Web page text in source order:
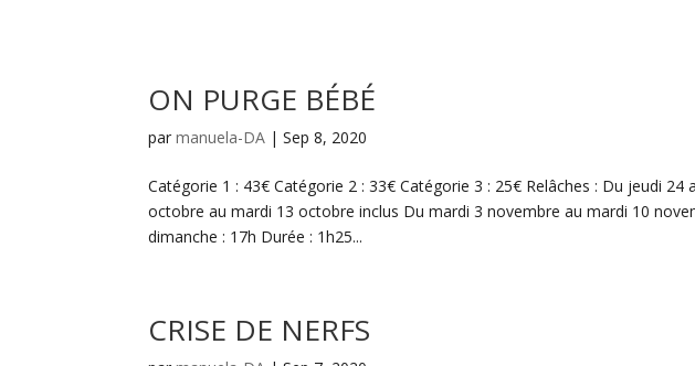
ON PURGE BÉBÉ
parmanuela-DA |Sep 8, 2020
Catégorie 1 : 43€ Catégorie 2 : 33€ Catégorie 3 : 25€ Relâches : Du jeudi
octobre au mardi 13 octobre inclus Du mardi 3 novembre au mardi 10
dimanche : 17h Durée : 1h25...
CRISE DE NERFS